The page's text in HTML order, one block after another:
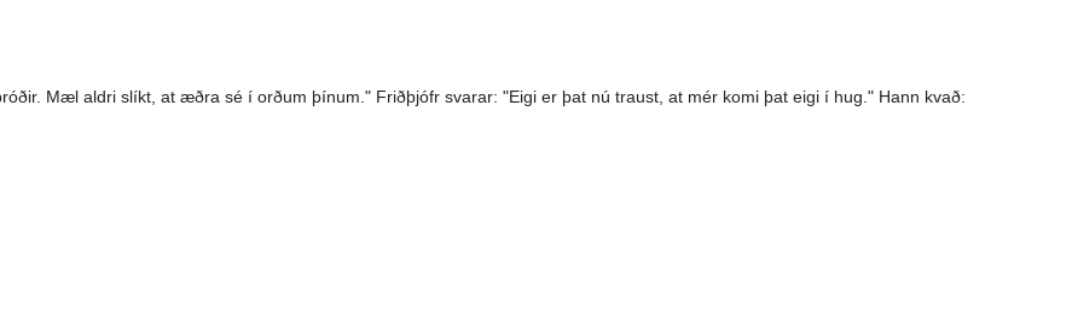
Mæl aldri slíkt, at æðra sé í orðum þínum." Friðþjófr svarar: "Eigi er þat nú traust, at mér komi þat eigi í hug." Hann kvað: